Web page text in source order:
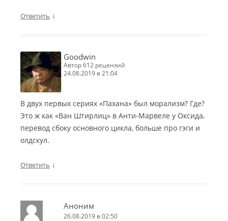
Ответить ↓
Goodwin
автор 612 рецензий
24.08.2019 в 21:04
В двух первых сериях «Пахана» был морализм? Где?
Это ж как «Ван Штирлиц» в Анти-Марвеле у Оксида,
перевод сбоку основного цикла, больше про гэги и
олдскул.
Ответить ↓
Аноним
26.08.2019 в 02:50